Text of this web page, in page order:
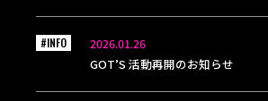
2026.01.26
GOT’S 活動再開のお知らせ
#INFO